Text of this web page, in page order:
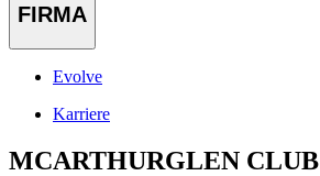
FIRMA
Evolve
Karriere
MCARTHURGLEN CLUB